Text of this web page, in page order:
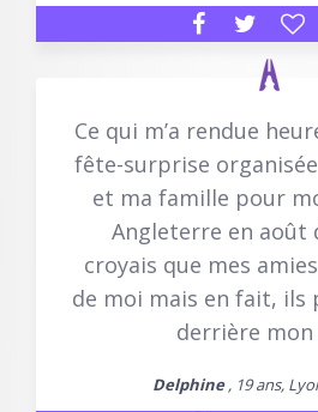
Ce qui m’a rendue
fête-surprise
et ma famille pour
Angleterre en août
croyais que mes
de moi mais en fait, ils
derrière mon
Delphine, 19 ans,